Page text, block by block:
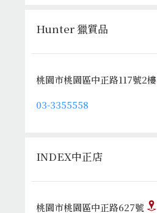
Hunter 獵質品
桃園市桃園區中正路117號2樓
03-3355558
INDEX中正店
桃園市桃園區中正路627號